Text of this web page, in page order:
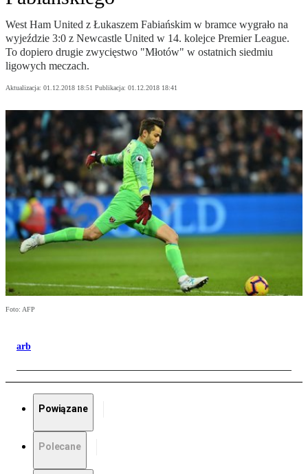
West Ham United z Łukaszem Fabiańskim w bramce wygrało na
wyjeździe 3:0 z Newcastle United w 14. kolejce Premier League.
To dopiero drugie zwycięstwo "Młotów" w ostatnich siedmiu
ligowych meczach.
Aktualizacja: 01.12.2018 18:51 Publikacja: 01.12.2018 18:41
Foto: AFP
arb
Powiązane
Polecane